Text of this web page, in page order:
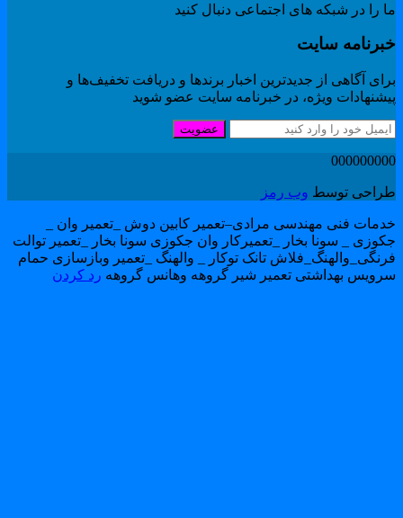
را در شبکه های اجتماعی دنبال کنید
سایت
آگاهی از جدیدترین اخبار برندها و دریافت تخفیف‌ها و
ویژه، در خبرنامه سایت عضو شوید
عضویت
توسطوب رمز
فنی مهندسی مرادی–تعمیر کابین دوش _تعمیر وان _
_ سونا بخار _تعمیرکار وان جکوزی سونا بخار _تعمیر توالت
تانک توکار _ والهنگ _تعمیر وبازسازی حمام
بهداشتی تعمیر شیر گروهه وهانس گروههرد کردن